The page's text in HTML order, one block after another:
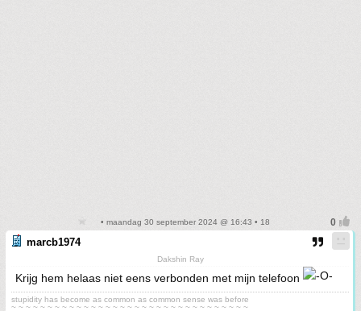
• maandag 30 september 2024 @ 16:43 • 18
marcb1974
Dakshin Ray
Krijg hem helaas niet eens verbonden met mijn telefoon
stupidity has become as common as common sense was before
~ ~ ~ ~ ~ ~ ~ ~ ~ ~ ~ ~ ~ ~ ~ ~ ~ ~ ~ ~ ~ ~ ~ ~ ~ ~ ~ ~ ~ ~ ~ ~ ~